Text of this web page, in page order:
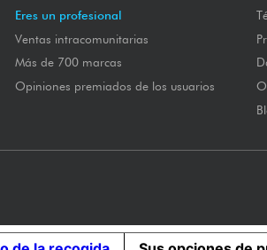
Eres un profesional
Ventas intracomunitarias
Más de 700 marcas
Opiniones premiados de los usuarios